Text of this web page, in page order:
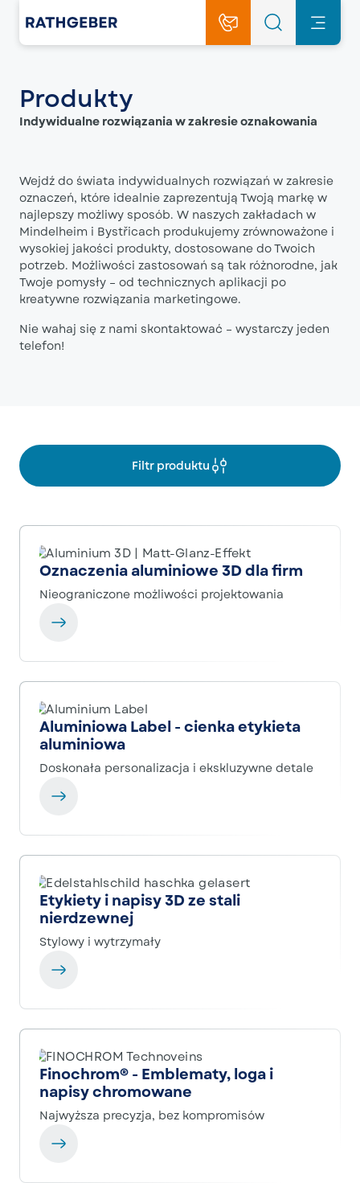
Produkty
Indywidualne rozwiązania w zakresie oznakowania
Wejdź do świata indywidualnych rozwiązań w zakresie
oznaczeń, które idealnie zaprezentują Twoją markę w
najlepszy możliwy sposób. W naszych zakładach w
Mindelheim i Bystřicach produkujemy zrównoważone i
wysokiej jakości produkty, dostosowane do Twoich
potrzeb. Możliwości zastosowań są tak różnorodne, jak
Twoje pomysły – od technicznych aplikacji po
kreatywne rozwiązania marketingowe.
Nie wahaj się z nami skontaktować – wystarczy jeden
telefon!
Filtr produktu
Oznaczenia aluminiowe 3D dla firm
Nieograniczone możliwości projektowania
Aluminiowa Label - cienka etykieta
aluminiowa
Doskonała personalizacja i ekskluzywne detale
Etykiety i napisy 3D ze stali
nierdzewnej
Stylowy i wytrzymały
Finochrom® - Emblematy, loga i
napisy chromowane
Najwyższa precyzja, bez kompromisów